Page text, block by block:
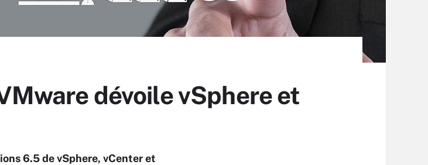
dévoile vSphere et
6.5 de vSphere, vCenter et